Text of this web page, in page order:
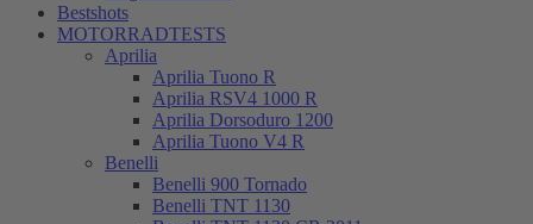
Bestshots
MOTORRADTESTS
Aprilia
Aprilia Tuono R
Aprilia RSV4 1000 R
Aprilia Dorsoduro 1200
Aprilia Tuono V4 R
Benelli
Benelli 900 Tornado
Benelli TNT 1130